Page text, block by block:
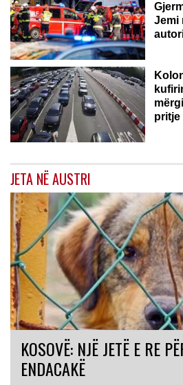
Jemi
pritje
JETA NË AUSTRI
KOSOVË: NJË JETË E RE
ENDACAKË